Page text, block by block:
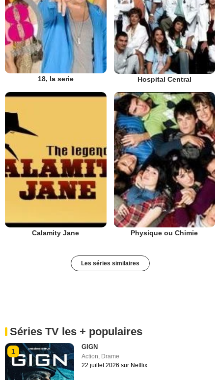
18, la serie Hospital Central
Calamity Jane Physique ou Chimie
Les séries similaires
Séries TV les + populaires
1
GIGN
Action, Drame
22 juillet 2026 sur Netflix